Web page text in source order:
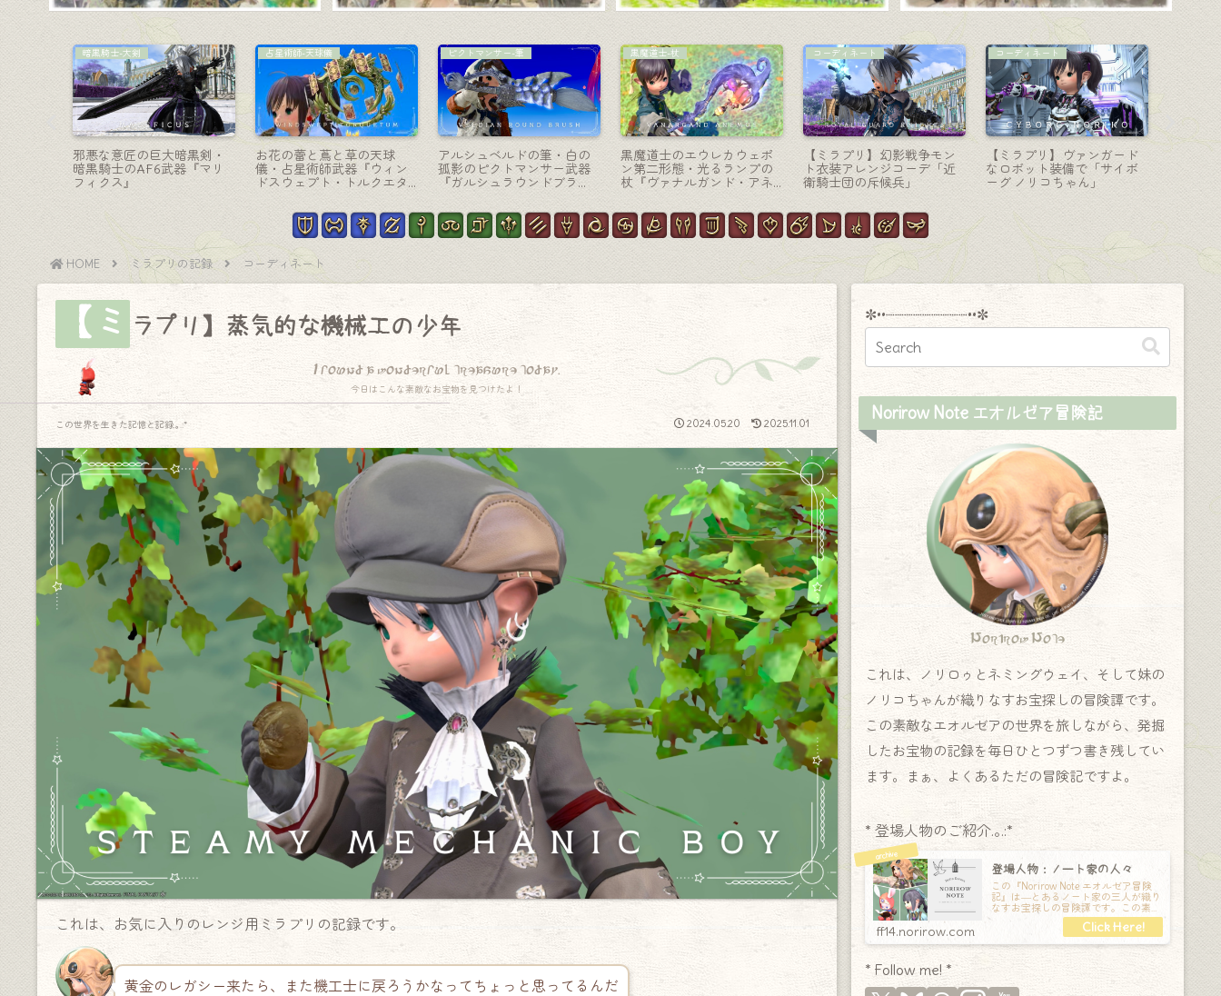
吟遊詩人-弓
吟遊詩人のレジスタンスウ
ェポン（RW）弓「全形態」
の見た目と入手方法（進化
方法）まとめ
ミニオン
妖怪ウォッチのミニオン・
カッコいい猫の浮遊霊『フ
ユニャン』
ミニオン
妖怪ウォッチ コラボの『ミ
ニオン』全種類まとめ
マウント
クラシックなアメリカンバ
イクのような美装三輪トラ
クター『ガーロンドGL-
IIT』(ララフェルVer.)
暗黒騎士-大剣
漆黒編を象徴する暗黒騎士
の超大型剣・AF4武器『シ
ャドウブリンガー』
マウント
ヒョウ柄の騎獣マウント
『クァール』（新生エオル
ゼアコレクターズエディシ
ョン特典）
戦士の
ジテッ
HOME ミラプリの記録 コーディネート
【ミ ラプリ】蒸気的な機械工の少年
I found a wonderful treasure today.
今日はこんな素敵なお宝物を見つけたよ！
2024.05.20 2025.11.01
この世界を生きた記憶と記録.｡.:*
これは、お気に入りのレンジ用ミラプリの記録です。
黄金のレガシー来たら、また機工士に戻ろうかなってちょっと思ってるんだ
✼••┈┈┈┈┈┈┈┈┈••✼
Norirow Note エオルゼア冒険記
Norirow Note
これは、ノリロゥとネミングウェイ、そして妹の
ノリコちゃんが織りなすお宝探しの冒険譚です。
この素敵なエオルゼアの世界を旅しながら、発掘
したお宝物の記録を毎日ひとつずつ書き残してい
ます。まぁ、よくあるただの冒険記ですよ。
* 登場人物のご紹介.｡.:*
登場人物：ノート家の人々
この『Norirow Note エオルゼア冒険
記』は―とあるノート家の三人が織り
なすお宝探しの冒険譚です。この素敵
な Final Fantasy XIV の世界を旅しな
ff14.norirow.com
* Follow me! *